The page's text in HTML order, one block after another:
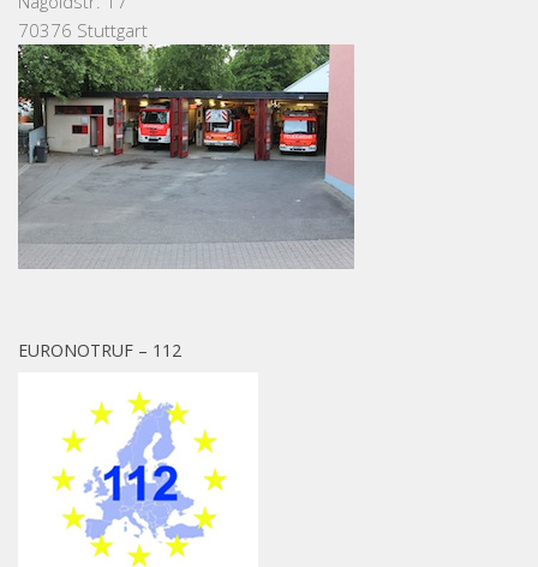
70376 Stuttgart
EURONOTRUF – 112